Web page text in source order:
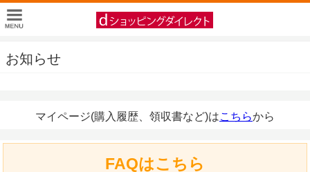
お知らせ
マイページ(購入履歴、領収書など)はこちらから
FAQはこちら